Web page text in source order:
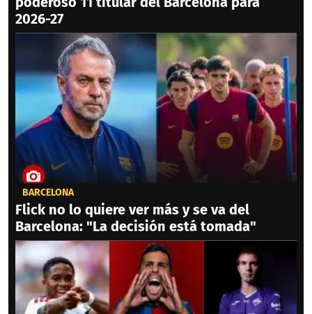
2026-27
BARCELONA
Flick no lo quiere ver más y se va del
Barcelona: "La decisión está tomada"